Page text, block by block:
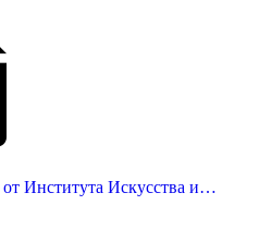
Института Искусства и…